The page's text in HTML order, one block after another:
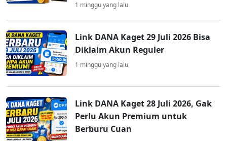
1 minggu yang lalu
Link DANA Kaget 29 Juli 2026 Bisa
Diklaim Akun Reguler
1 minggu yang lalu
Link DANA Kaget 28 Juli 2026, Gak
Perlu Akun Premium untuk
Berburu Cuan